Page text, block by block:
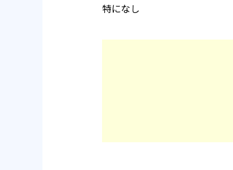
特になし